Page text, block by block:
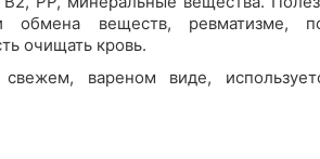
обмена веществ, ревматизме,
очищать кровь.
вареном виде,